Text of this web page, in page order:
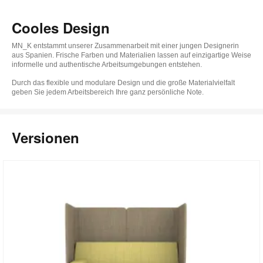
Cooles Design
MN_K entstammt unserer Zusammenarbeit mit einer jungen Designerin
aus Spanien. Frische Farben und Materialien lassen auf einzigartige Weise
informelle und authentische Arbeitsumgebungen entstehen.
Durch das flexible und modulare Design und die große Materialvielfalt
geben Sie jedem Arbeitsbereich Ihre ganz persönliche Note.
Versionen